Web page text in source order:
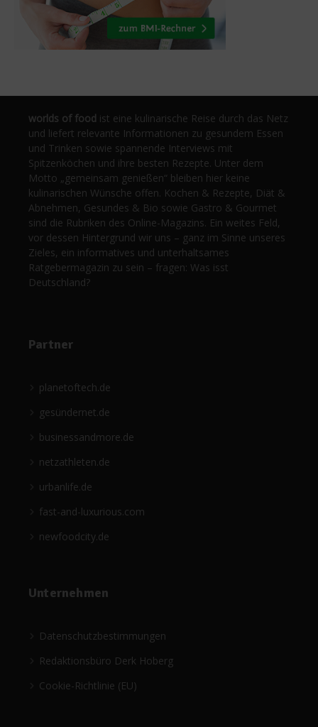
worlds of food ist eine kulinarische Reise durch das Netz
und liefert relevante Informationen zu gesundem Essen
und Trinken sowie spannende Interviews mit
Spitzenköchen und ihre besten Rezepte. Unter dem
Motto „gemeinsam genießen“ bleiben hier keine
kulinarischen Wünsche offen. Kochen & Rezepte, Diät &
Abnehmen, Gesundes & Bio sowie Gastro & Gourmet
sind die Rubriken des Online-Magazins. Ein weites Feld,
vor dessen Hintergrund wir uns – ganz im Sinne unseres
Zieles, ein informatives und unterhaltsames
Ratgebermagazin zu sein – fragen: Was isst
Deutschland?
Partner
planetoftech.de
gesündernet.de
businessandmore.de
netzathleten.de
urbanlife.de
fast-and-luxurious.com
newfoodcity.de
Unternehmen
Datenschutzbestimmungen
Redaktionsbüro Derk Hoberg
Cookie-Richtlinie (EU)